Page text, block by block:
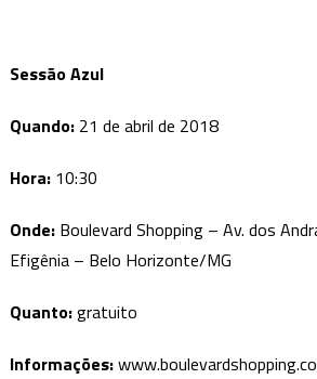
Sessão Azul
Quando:21 de abril de 2018
Hora:10:30
Onde:Boulevard Shopping – Av. dos
Efigênia – Belo Horizonte/MG
Quanto:gratuito
Informações: